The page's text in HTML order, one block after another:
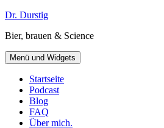
Zum
springen
Dr. Durstig
Bier, brauen & Science
Menü und Widgets
Startseite
Podcast
Blog
FAQ
Über mich.